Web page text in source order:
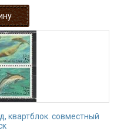
квартблок. совместный